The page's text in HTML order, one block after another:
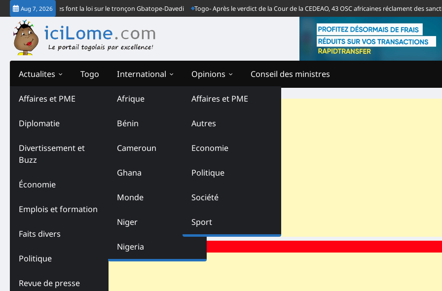
Skip
to
content
Aug 7, 2026
gendarmes font la loi sur le tronçon Gbatope-Davedi Togo- Après le verdict de la Cour de la CEDEAO, 43 OSC africaines réclament des sanctions
Actualites
Affaires et PME
Diplomatie
Divertissement et
Buzz
Économie
Emplois et formation
Faits divers
Politique
Revue de presse
Togo International
Afrique
Bénin
Cameroun
Ghana
Monde
Niger
Nigeria
Opinions
Affaires et PME
Autres
Economie
Politique
Société
Sport
Conseil des ministres